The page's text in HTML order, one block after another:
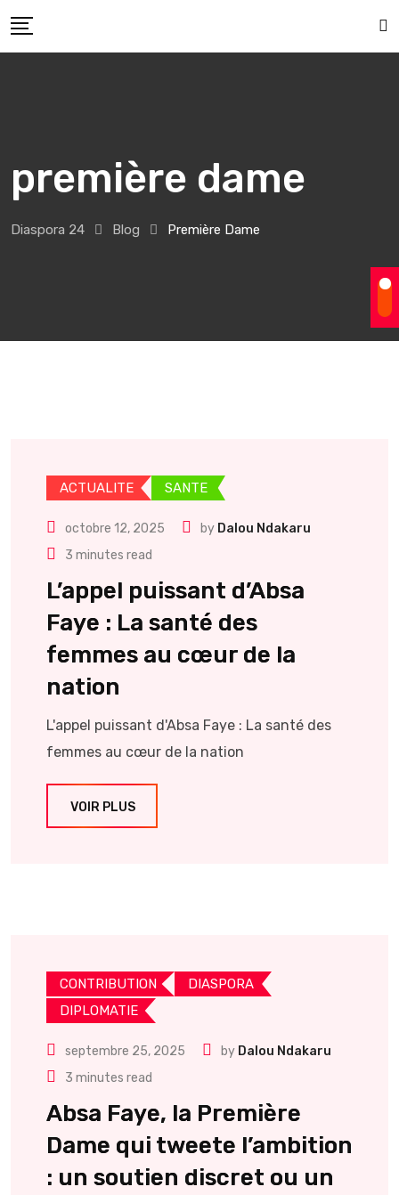
to
première dame
Diaspora 24 Blog Première Dame
ACTUALITE SANTE
octobre 12, 2025 by Dalou Ndakaru
3 minutes read
L’appel puissant d’Absa
Faye : La santé des
femmes au cœur de la
nation
L'appel puissant d'Absa Faye : La santé des
femmes au cœur de la nation
VOIR PLUS
CONTRIBUTION
DIASPORA
DIPLOMATIE
septembre 25, 2025 by Dalou Ndakaru
3 minutes read
Absa Faye, la Première
Dame qui tweete l’ambition
: un soutien discret ou un